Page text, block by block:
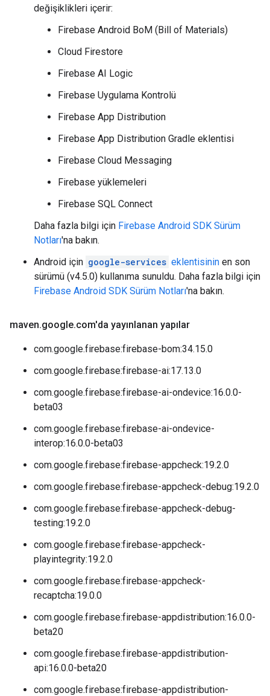
değişiklikleri içerir:
Firebase Android BoM (Bill of Materials)
Cloud Firestore
Firebase AI Logic
Firebase Uygulama Kontrolü
Firebase App Distribution
Firebase App Distribution Gradle eklentisi
Firebase Cloud Messaging
Firebase yüklemeleri
Firebase SQL Connect
Daha fazla bilgi için Firebase Android SDK Sürüm
Notları'na bakın.
Android için google-services eklentisinin en son
sürümü (v4.5.0) kullanıma sunuldu. Daha fazla bilgi için
Firebase Android SDK Sürüm Notları'na bakın.
maven.google.com'da yayınlanan yapılar
com.google.firebase:firebase-bom:34.15.0
com.google.firebase:firebase-ai:17.13.0
com.google.firebase:firebase-ai-ondevice:16.0.0-
beta03
com.google.firebase:firebase-ai-ondevice-
interop:16.0.0-beta03
com.google.firebase:firebase-appcheck:19.2.0
com.google.firebase:firebase-appcheck-debug:19.2.0
com.google.firebase:firebase-appcheck-debug-
testing:19.2.0
com.google.firebase:firebase-appcheck-
playintegrity:19.2.0
com.google.firebase:firebase-appcheck-
recaptcha:19.0.0
com.google.firebase:firebase-appdistribution:16.0.0-
beta20
com.google.firebase:firebase-appdistribution-
api:16.0.0-beta20
com.google.firebase:firebase-appdistribution-